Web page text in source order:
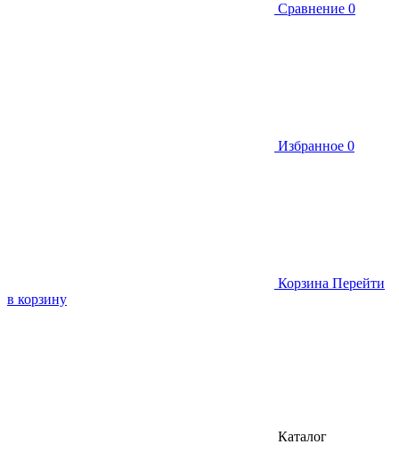
Сравнение 0
Избранное 0
Корзина Перейти
в корзину
Каталог